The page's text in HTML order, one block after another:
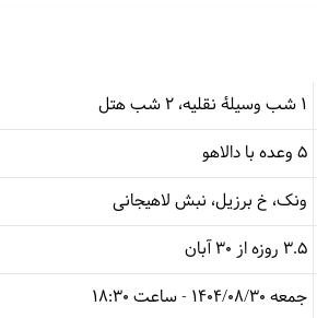
1 شب وسیلۀ نقلیه
2 شب هتل
5 وعده با دالاهو
ونک، خ برزیل، نبش لاهیجانی
3.5 روزه از 30 آبان
جمعه 1404/08/30 - ساعت 18:30